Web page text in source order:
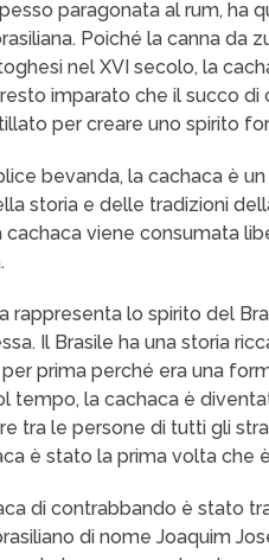
paragonata al rum, ha
Poiché la canna da
nel XVI secolo, la
imparato che il succo
per creare uno spirito
bevanda, la cachaca è
storia e delle tradizioni
cachaca viene consumata
rappresenta lo spirito del
Il Brasile ha una storia
prima perché era una
tempo, la cachaca è
tra le persone di tutti gli
è stato la prima volta che
di contrabbando è stato
di nome Joaquim